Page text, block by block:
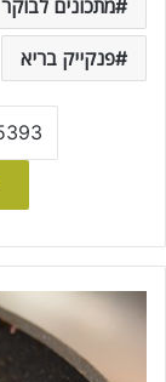
מתכונים לבוקר
פנקייק בריא